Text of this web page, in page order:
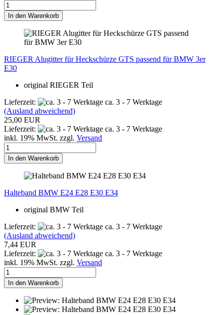
In den Warenkorb
RIEGER Alugitter für Heckschürze GTS passend für BMW 3er
E30
original RIEGER Teil
Lieferzeit:
ca. 3 - 7 Werktage
(Ausland abweichend)
25,00 EUR
Lieferzeit:
ca. 3 - 7 Werktage
inkl. 19% MwSt. zzgl. Versand
In den Warenkorb
Halteband BMW E24 E28 E30 E34
original BMW Teil
Lieferzeit:
ca. 3 - 7 Werktage
(Ausland abweichend)
7,44 EUR
Lieferzeit:
ca. 3 - 7 Werktage
inkl. 19% MwSt. zzgl. Versand
In den Warenkorb